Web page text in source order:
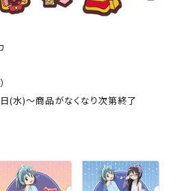
(水)～商品がなくなり次第終了